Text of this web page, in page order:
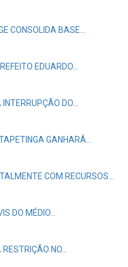
CONSOLIDA BASE…
EDUARDO…
DO…
GANHARÁ…
COM RECURSOS…
DO MÉDIO…
NO…